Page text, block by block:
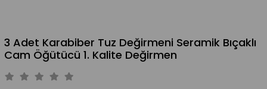
3 Adet Karabiber Tuz Değirmeni Seramik Bıçaklı
Cam Öğütücü 1. Kalite Değirmen